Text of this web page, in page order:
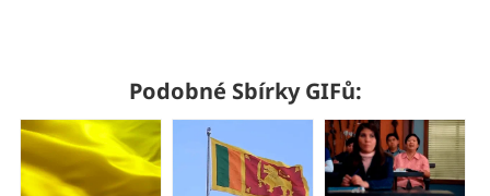
Podobné Sbírky GIFů: